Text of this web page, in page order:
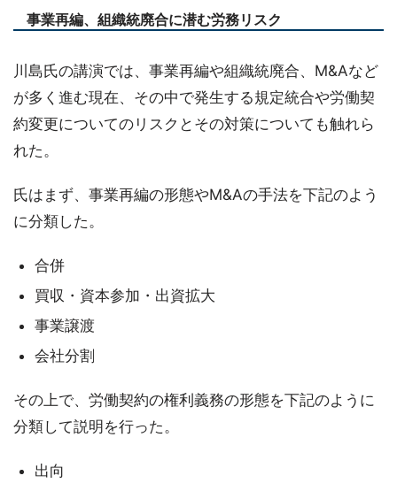
事業再編、組織統廃合に潜む労務リスク
川島氏の講演では、事業再編や組織統廃合、M&Aなど
が多く進む現在、その中で発生する規定統合や労働契
約変更についてのリスクとその対策についても触れら
れた。
氏はまず、事業再編の形態やM&Aの手法を下記のよう
に分類した。
合併
買収・資本参加・出資拡大
事業譲渡
会社分割
その上で、労働契約の権利義務の形態を下記のように
分類して説明を行った。
出向